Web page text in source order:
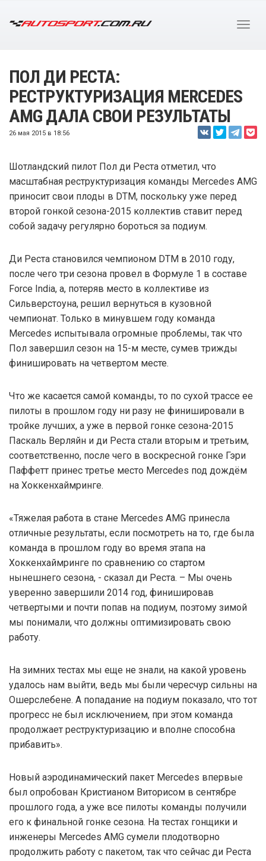
ПОЛ ДИ РЕСТА:
РЕСТРУКТУРИЗАЦИЯ MERCEDES
AMG ДАЛА СВОИ РЕЗУЛЬТАТЫ
26 мая 2015 в 18:56
Шотландский пилот Пол ди Реста отметил, что
масштабная реструктуризация команды Mercedes AMG
приносит свои плоды в DTM, поскольку уже перед
второй гонкой сезона-2015 коллектив ставит перед
собой задачу регулярно бороться за подиум.
Ди Реста становился чемпионом DTM в 2010 году,
после чего три сезона провел в Формуле 1 в составе
Force India, а, потеряв место в коллективе из
Сильверстоуна, решил вернуться в кузовной
чемпионат. Только в минувшем году команда
Mercedes испытывала огромные проблемы, так что
Пол завершил сезон на 15-м месте, сумев трижды
финишировать на четвертом месте.
Что же касается самой команды, то по сухой трассе ее
пилоты в прошлом году ни разу не финишировали в
тройке лучших, а уже в первой гонке сезона-2015
Паскаль Верляйн и ди Реста стали вторым и третьим,
соответственно, после чего в воскресной гонке Гэри
Паффетт принес третье место Mercedes под дождём
на Хоккенхаймринге.
«Тяжелая работа в стане Mercedes AMG принесла
отличные результаты, если посмотреть на то, где была
команда в прошлом году во время этапа на
Хоккенхаймринге по сравнению со стартом
нынешнего сезона, - сказал ди Реста. – Мы очень
уверенно завершили 2014 год, финишировав
четвертыми и почти попав на подиум, поэтому зимой
мы понимали, что должны оптимизировать свою
работу.
На зимних тестах мы еще не знали, на какой уровень
удалось нам выйти, ведь мы были чересчур сильны на
Ошерслебене. А попадание на подиум показало, что тот
прогресс не был исключением, при этом команда
продолжает реструктуризацию и вполне способна
прибавить».
Новый аэродинамический пакет Mercedes впервые
был опробован Кристианом Виторисом в сентябре
прошлого года, а уже все пилоты команды получили
его к финальной гонке сезона. На тестах гонщики и
инженеры Mercedes AMG сумели плодотворно
продолжить работу с пакетом, так что сейчас ди Реста